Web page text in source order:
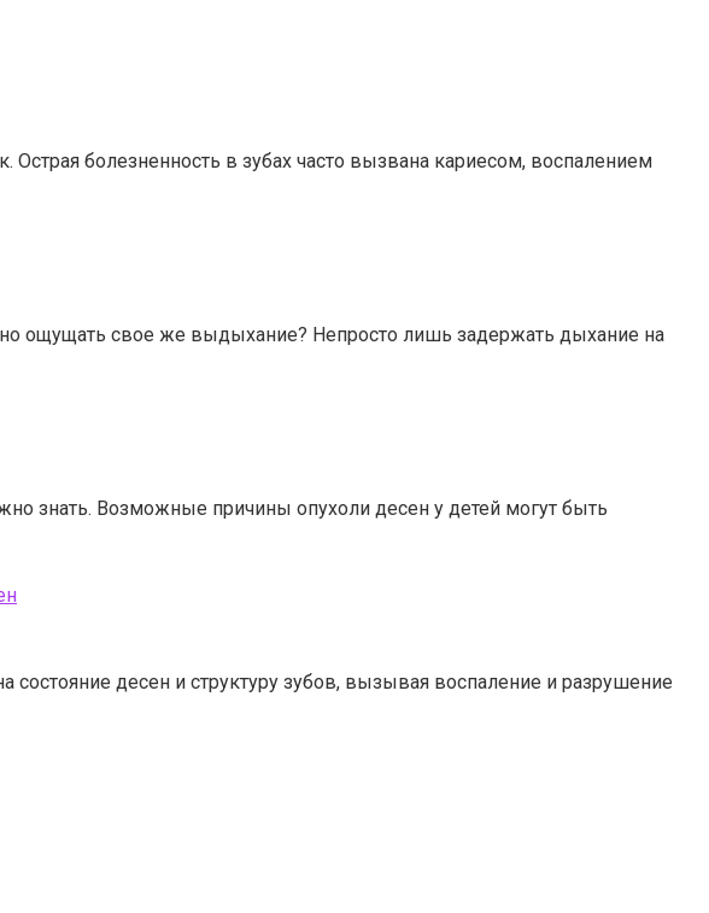
болезненность в зубах часто вызвана кариесом, воспалением
ощущать свое же выдыхание? Непросто лишь задержать дыхание на
знать. Возможные причины опухоли десен у детей могут быть
десен и структуру зубов, вызывая воспаление и разрушение